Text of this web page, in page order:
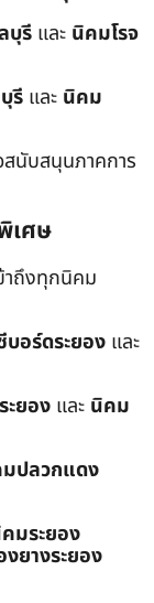
บุรี และ นิคมโรจ
รี และ นิคม
สนับสนุนภาคการ
เศษ
าถึงทุกนิคม
อร์ดระยอง และ
ยอง และ นิคม
ปลวกแดง
มระยอง
ยางระยอง